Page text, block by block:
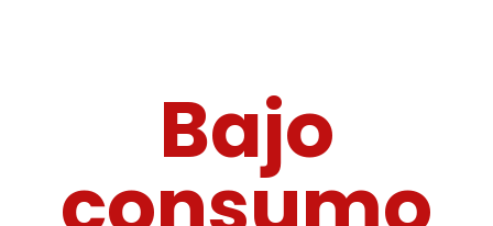
Bajo